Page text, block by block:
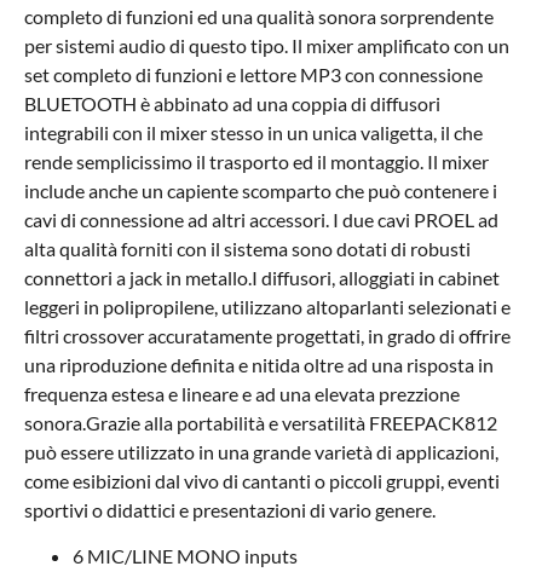
completo di funzioni ed una qualità sonora sorprendente
per sistemi audio di questo tipo. Il mixer amplificato con un
set completo di funzioni e lettore MP3 con connessione
BLUETOOTH è abbinato ad una coppia di diffusori
integrabili con il mixer stesso in un unica valigetta, il che
rende semplicissimo il trasporto ed il montaggio. Il mixer
include anche un capiente scomparto che può contenere i
cavi di connessione ad altri accessori. I due cavi PROEL ad
alta qualità forniti con il sistema sono dotati di robusti
connettori a jack in metallo.I diffusori, alloggiati in cabinet
leggeri in polipropilene, utilizzano altoparlanti selezionati e
filtri crossover accuratamente progettati, in grado di offrire
una riproduzione definita e nitida oltre ad una risposta in
frequenza estesa e lineare e ad una elevata prezzione
sonora.Grazie alla portabilità e versatilità FREEPACK812
può essere utilizzato in una grande varietà di applicazioni,
come esibizioni dal vivo di cantanti o piccoli gruppi, eventi
sportivi o didattici e presentazioni di vario genere.
6 MIC/LINE MONO inputs